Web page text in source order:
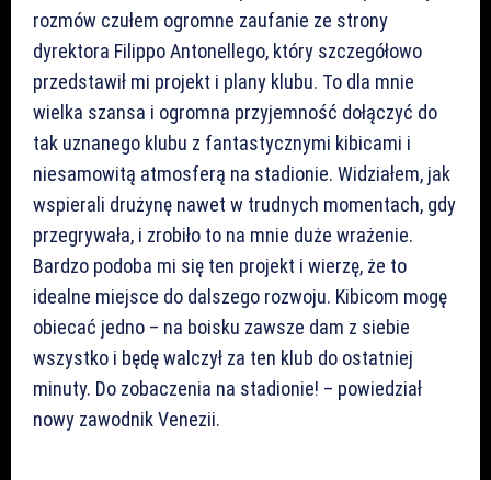
rozmów czułem ogromne zaufanie ze strony
dyrektora Filippo Antonellego, który szczegółowo
przedstawił mi projekt i plany klubu. To dla mnie
wielka szansa i ogromna przyjemność dołączyć do
tak uznanego klubu z fantastycznymi kibicami i
niesamowitą atmosferą na stadionie. Widziałem, jak
wspierali drużynę nawet w trudnych momentach, gdy
przegrywała, i zrobiło to na mnie duże wrażenie.
Bardzo podoba mi się ten projekt i wierzę, że to
idealne miejsce do dalszego rozwoju. Kibicom mogę
obiecać jedno – na boisku zawsze dam z siebie
wszystko i będę walczył za ten klub do ostatniej
minuty. Do zobaczenia na stadionie! – powiedział
nowy zawodnik Venezii.